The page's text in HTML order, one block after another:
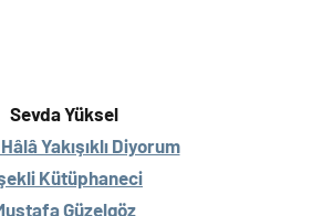
Sevda Yüksel
Yakışıklı Diyorum
Kütüphaneci
Güzelgöz